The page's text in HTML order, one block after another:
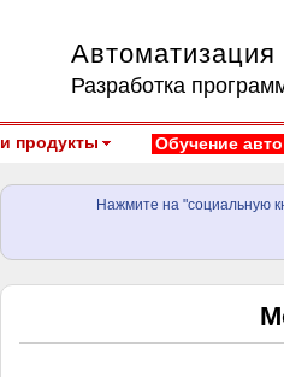
Разработка
продукты Обучение
Нажмите на "социальную